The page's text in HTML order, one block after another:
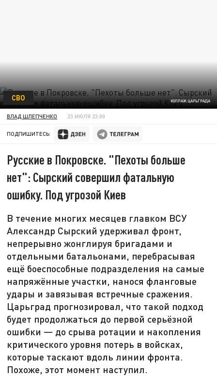
КОЛЛАЖ ЦАРЬГРАДА
СВО
ВЛАД ШЛЕПЧЕНКО 23 ИЮЛЯ 23:00
ПОДПИШИТЕСЬ:
Русские в Покровске. "Пехоты больше
нет": Сырский совершил фатальную
ошибку. Под угрозой Киев
В течение многих месяцев главком ВСУ
Александр Сырский удерживал фронт,
непрерывно жонглируя бригадами и
отдельными батальонами, перебрасывая
ещё боеспособные подразделения на самые
напряжённые участки, нанося фланговые
удары и завязывая встречные сражения.
Царьград прогнозировал, что такой подход
будет продолжаться до первой серьёзной
ошибки — до срыва ротации и накопления
критического уровня потерь в войсках,
которые таскают вдоль линии фронта.
Похоже, этот момент наступил.